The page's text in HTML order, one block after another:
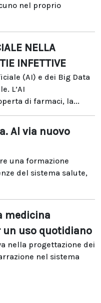
nel proprio
NELLA
INFETTIVE
(AI) e dei Big Data
L’AI
di farmaci, la...
Al via nuovo
una formazione
del sistema salute,
medicina
uso quotidiano
nella progettazione dei
nel sistema